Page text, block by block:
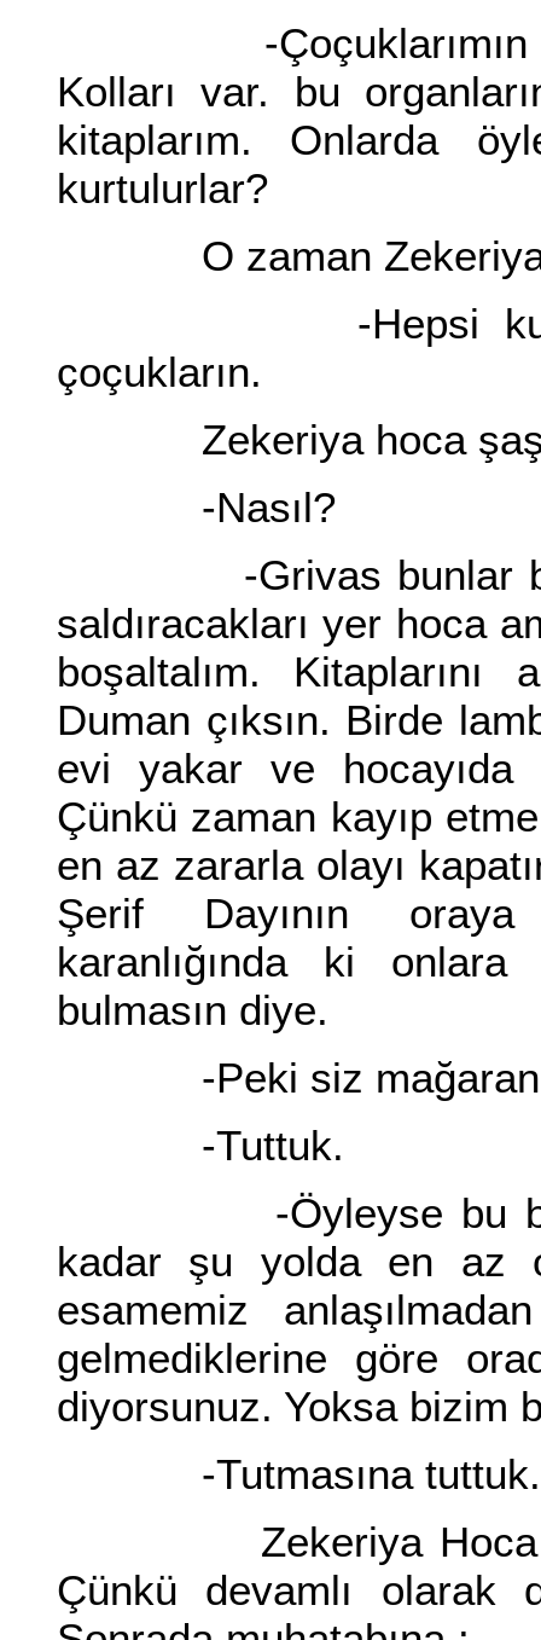
-Çoçuklarımın aklı
Kolları var. bu
kitaplarım. Onlarda
kurtulurlar?
O zaman Zekeriya
-Hepsi
çoçukların.
Zekeriya hoca
-Nasıl?
-Grivas bunlar bu
saldıracakları yer hoca
boşaltalım. Kitaplarını
Duman çıksın. Birde
evi yakar ve hocayıda
Çünkü zaman kayıp
en az zararla olayı
Şerif Dayının
karanlığında ki
bulmasın diye.
-Peki siz mağaranın
-Tuttuk.
-Öyleyse bu
kadar şu yolda en az
esamemiz
gelmediklerine göre
diyorsunuz. Yoksa bizim
-Tutmasına tuttuk.
Zekeriya Hoca
Çünkü devamlı olarak